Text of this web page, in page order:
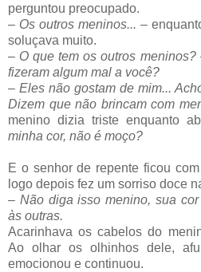
perguntou preocupado.
– Os outros meninos... –
soluçava muito.
– O que tem os outros meninos?
fizeram algum mal a você?
– Eles não gostam de mim...
Dizem que não brincam com
menino dizia triste enquanto
minha cor, não é moço?
E o senhor de repente ficou
logo depois fez um sorriso doce
– Não diga isso menino, sua
às outras.
Acarinhava os cabelos do
Ao olhar os olhinhos dele,
emocionou e continuou.